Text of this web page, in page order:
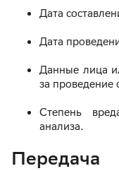
Дата
Дата
Данные лица
за проведение
Степень
анализа.